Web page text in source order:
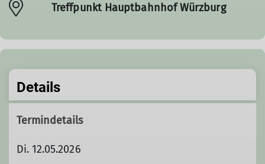
Treffpunkt Hauptbahnhof Würzburg
Details
Termindetails
Di. 12.05.2026